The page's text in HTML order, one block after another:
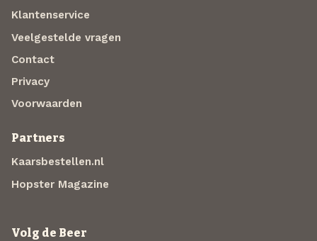
Klantenservice
Veelgestelde vragen
Contact
Privacy
Voorwaarden
Partners
Kaarsbestellen.nl
Hopster Magazine
Volg de Beer